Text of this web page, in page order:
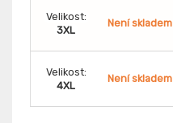
Velikost:
3XL
Není skladem
Velikost:
4XL
Není skladem